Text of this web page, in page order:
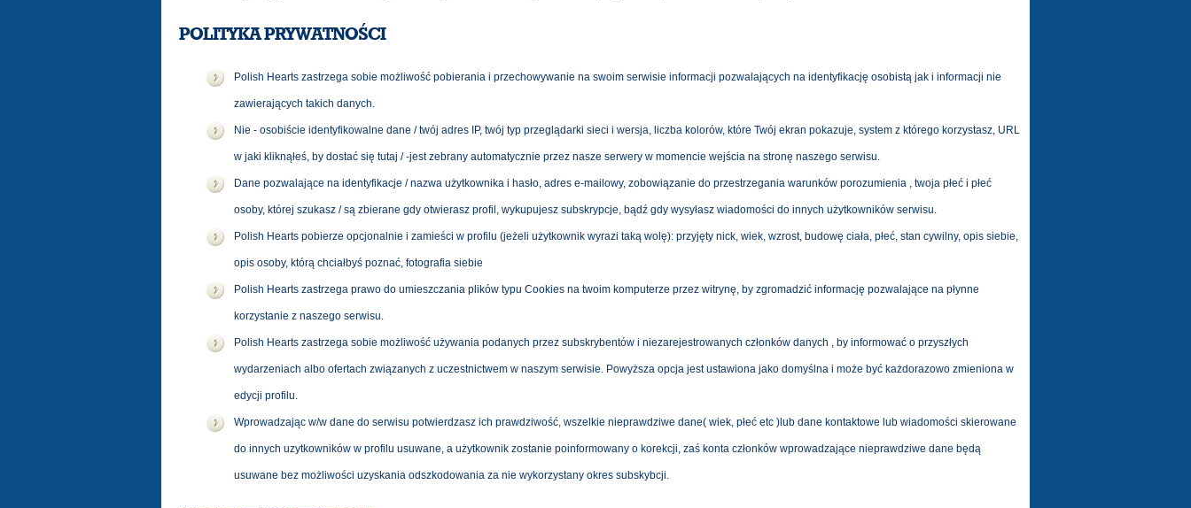
POLITYKA PRYWATNOŚCI
Polish Hearts zastrzega sobie możliwość pobierania i przechowywanie na swoim serwisie informacji pozwalających na identyfikację osobistą jak i informacji nie
zawierających takich danych.
Nie - osobiście identyfikowalne dane / twój adres IP, twój typ przeglądarki sieci i wersja, liczba kolorów, które Twój ekran pokazuje, system z którego korzystasz, URL
w jaki kliknąłeś, by dostać się tutaj / -jest zebrany automatycznie przez nasze serwery w momencie wejścia na stronę naszego serwisu.
Dane pozwalające na identyfikacje / nazwa użytkownika i hasło, adres e-mailowy, zobowiązanie do przestrzegania warunków porozumienia , twoja płeć i płeć
osoby, której szukasz / są zbierane gdy otwierasz profil, wykupujesz subskrypcje, bądź gdy wysyłasz wiadomości do innych użytkowników serwisu.
Polish Hearts pobierze opcjonalnie i zamieści w profilu (jeżeli użytkownik wyrazi taką wolę): przyjęty nick, wiek, wzrost, budowę ciała, płeć, stan cywilny, opis siebie,
opis osoby, którą chciałbyś poznać, fotografia siebie
Polish Hearts zastrzega prawo do umieszczania plików typu Cookies na twoim komputerze przez witrynę, by zgromadzić informację pozwalające na płynne
korzystanie z naszego serwisu.
Polish Hearts zastrzega sobie możliwość używania podanych przez subskrybentów i niezarejestrowanych członków danych , by informować o przyszłych
wydarzeniach albo ofertach związanych z uczestnictwem w naszym serwisie. Powyższa opcja jest ustawiona jako domyślna i może być każdorazowo zmieniona w
edycji profilu.
Wprowadzając w/w dane do serwisu potwierdzasz ich prawdziwość, wszelkie nieprawdziwe dane( wiek, płeć etc )lub dane kontaktowe lub wiadomości skierowane
do innych uzytkowników w profilu usuwane, a użytkownik zostanie poinformowany o korekcji, zaś konta członków wprowadzające nieprawdziwe dane będą
usuwane bez możliwości uzyskania odszkodowania za nie wykorzystany okres subskybcji.